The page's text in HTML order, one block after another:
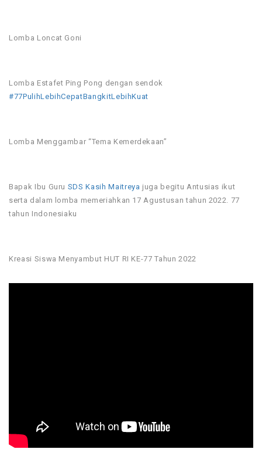
Lomba Loncat Goni
Lomba Estafet Ping Pong dengan sendok
#77PulihLebihCepatBangkitLebihKuat
Lomba Menggambar “Tema Kemerdekaan”
Bapak Ibu Guru SDS Kasih Maitreya juga begitu Antusias ikut
serta dalam lomba memeriahkan 17 Agustusan tahun 2022. 77
tahun Indonesiaku
Kreasi Siswa Menyambut HUT RI KE-77 Tahun 2022